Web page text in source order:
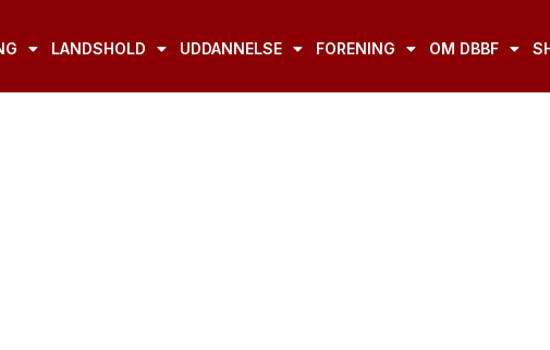
LANDSHOLD UDDANNELSE FORENING OM DBBF